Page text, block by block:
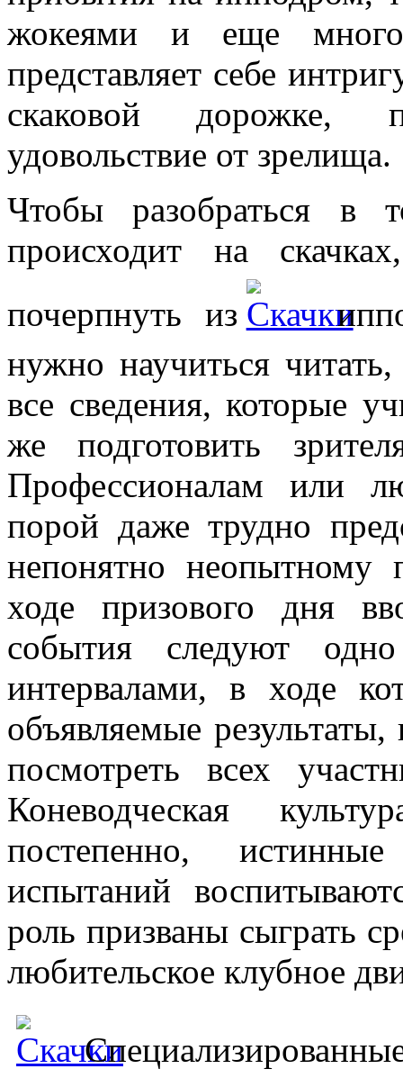
жокеями и еще много
представляет себе
скаковой дорожке,
удовольствие от зрелища.
Чтобы разобраться
происходит на
почерпнуть из
нужно научиться
все сведения, которые
же подготовить
Профессионалам или
порой даже трудно
непонятно неопытному
ходе призового дня
события следуют
интервалами, в ходе
объявляемые
посмотреть всех
Коневодческая
постепенно,
испытаний
роль призваны сыграть
любительское клубное